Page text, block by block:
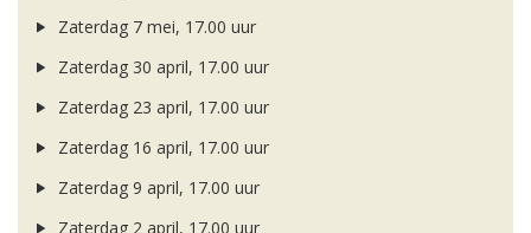
Zaterdag 7 mei, 17.00 uur
Zaterdag 30 april, 17.00 uur
Zaterdag 23 april, 17.00 uur
Zaterdag 16 april, 17.00 uur
Zaterdag 9 april, 17.00 uur
Zaterdag 2 april, 17.00 uur